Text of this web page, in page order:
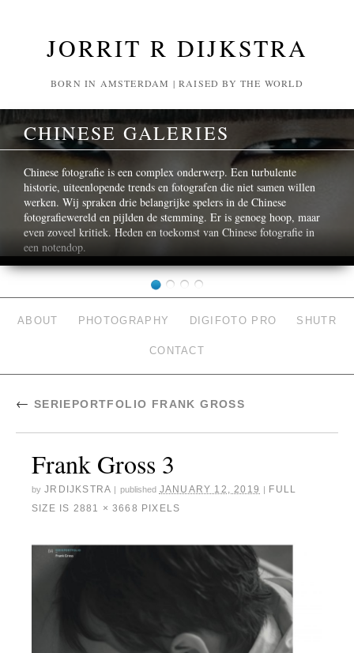
JORRIT R DIJKSTRA
BORN IN AMSTERDAM | RAISED BY THE WORLD
CHINESE GALERIES
Chinese fotografie is een complex onderwerp. Een turbulente
historie, uiteenlopende trends en fotografen die niet samen willen
werken. Wij spraken drie belangrijke spelers in de Chinese
fotografiewereld en pijlden de stemming. Er is genoeg hoop, maar
even zoveel kritiek. Heden en toekomst van Chinese fotografie in
een notendop.
ABOUT PHOTOGRAPHY DIGIFOTO PRO SHUTR
CONTACT
← SERIEPORTFOLIO FRANK GROSS
Frank Gross 3
by JRDIJKSTRA | published JANUARY 12, 2019 | FULL
SIZE IS 2881 × 3668 PIXELS